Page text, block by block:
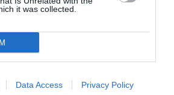
it was collected.
Data Access Privacy Policy
Άρθρα